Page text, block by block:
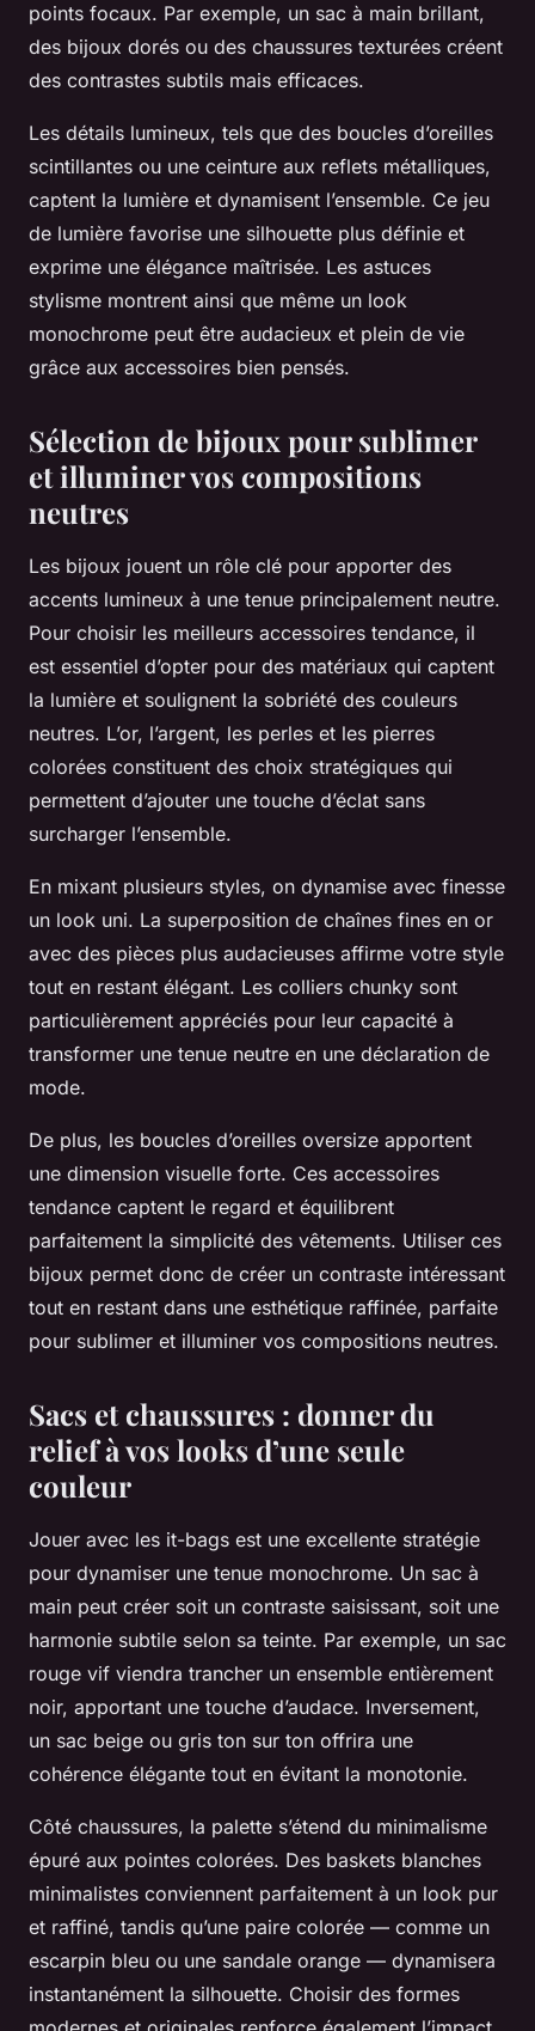
points focaux. Par exemple, un sac à main brillant,
des bijoux dorés ou des chaussures texturées créent
des contrastes subtils mais efficaces.
Les détails lumineux, tels que des boucles d’oreilles
scintillantes ou une ceinture aux reflets métalliques,
captent la lumière et dynamisent l’ensemble. Ce jeu
de lumière favorise une silhouette plus définie et
exprime une élégance maîtrisée. Les astuces
stylisme montrent ainsi que même un look
monochrome peut être audacieux et plein de vie
grâce aux accessoires bien pensés.
Sélection de bijoux pour sublimer
et illuminer vos compositions
neutres
Les bijoux jouent un rôle clé pour apporter des
accents lumineux à une tenue principalement neutre.
Pour choisir les meilleurs accessoires tendance, il
est essentiel d’opter pour des matériaux qui captent
la lumière et soulignent la sobriété des couleurs
neutres. L’or, l’argent, les perles et les pierres
colorées constituent des choix stratégiques qui
permettent d’ajouter une touche d’éclat sans
surcharger l’ensemble.
En mixant plusieurs styles, on dynamise avec finesse
un look uni. La superposition de chaînes fines en or
avec des pièces plus audacieuses affirme votre style
tout en restant élégant. Les colliers chunky sont
particulièrement appréciés pour leur capacité à
transformer une tenue neutre en une déclaration de
mode.
De plus, les boucles d’oreilles oversize apportent
une dimension visuelle forte. Ces accessoires
tendance captent le regard et équilibrent
parfaitement la simplicité des vêtements. Utiliser ces
bijoux permet donc de créer un contraste intéressant
tout en restant dans une esthétique raffinée, parfaite
pour sublimer et illuminer vos compositions neutres.
Sacs et chaussures : donner du
relief à vos looks d’une seule
couleur
Jouer avec les it-bags est une excellente stratégie
pour dynamiser une tenue monochrome. Un sac à
main peut créer soit un contraste saisissant, soit une
harmonie subtile selon sa teinte. Par exemple, un sac
rouge vif viendra trancher un ensemble entièrement
noir, apportant une touche d’audace. Inversement,
un sac beige ou gris ton sur ton offrira une
cohérence élégante tout en évitant la monotonie.
Côté chaussures, la palette s’étend du minimalisme
épuré aux pointes colorées. Des baskets blanches
minimalistes conviennent parfaitement à un look pur
et raffiné, tandis qu’une paire colorée — comme un
escarpin bleu ou une sandale orange — dynamisera
instantanément la silhouette. Choisir des formes